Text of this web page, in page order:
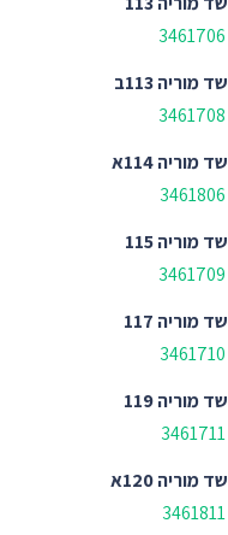
שד מוריה 113ב
שד מוריה 114א
שד מוריה 115
שד מוריה 117
שד מוריה 119
שד מוריה 120א